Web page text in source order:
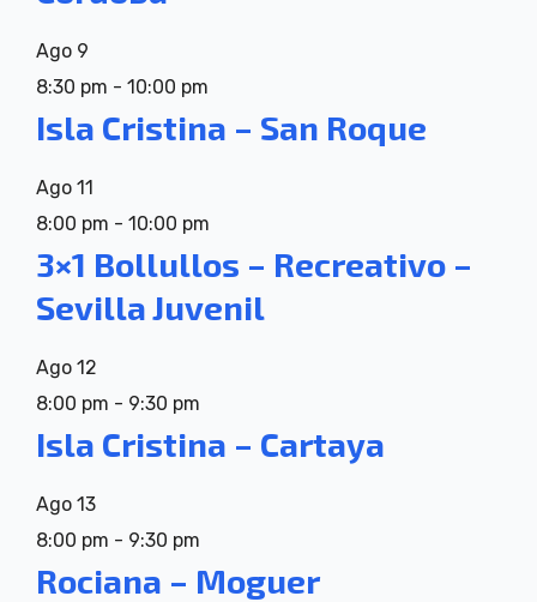
Ago 9
8:30 pm - 10:00 pm
Isla Cristina – San Roque
Ago 11
8:00 pm - 10:00 pm
3×1 Bollullos – Recreativo –
Sevilla Juvenil
Ago 12
8:00 pm - 9:30 pm
Isla Cristina – Cartaya
Ago 13
8:00 pm - 9:30 pm
Rociana – Moguer